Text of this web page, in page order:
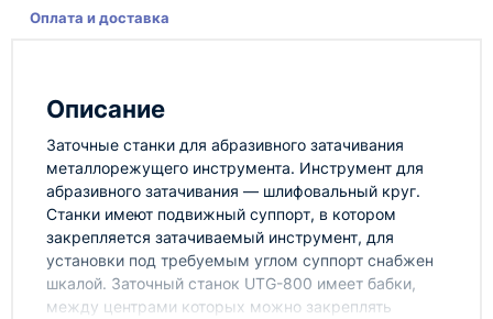
Оплата и доставка
Описание
Заточные станки для абразивного затачивания
металлорежущего инструмента. Инструмент для
абразивного затачивания — шлифовальный круг.
Станки имеют подвижный суппорт, в котором
закрепляется затачиваемый инструмент, для
установки под требуемым углом суппорт снабжен
шкалой. Заточный станок UTG-800 имеет бабки,
между центрами которых можно закреплять